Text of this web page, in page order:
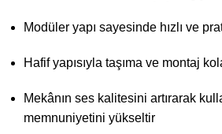
Modüler yapı sayesinde hızlı ve
Hafif yapısıyla taşıma ve montaj
Mekânın ses kalitesini artırarak
memnuniyetini yükseltir